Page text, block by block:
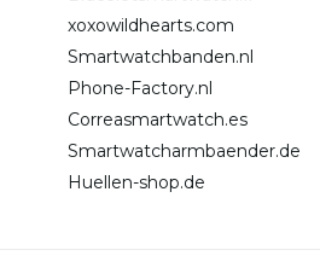
xoxowildhearts.com
Smartwatchbanden.nl
Phone-Factory.nl
Correasmartwatch.es
Smartwatcharmbaender.de
Huellen-shop.de